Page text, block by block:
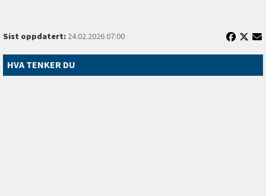
Sist oppdatert:24.02.2026 07:00
HVA TENKER DU